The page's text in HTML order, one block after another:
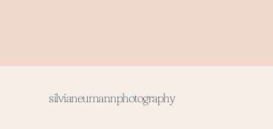
silvianeumannphotography